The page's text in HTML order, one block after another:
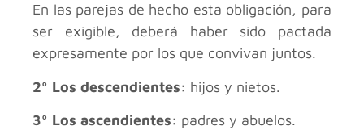
En las parejas de hecho esta obligación, para
ser exigible, deberá haber sido pactada
expresamente por los que convivan juntos.
2º Los descendientes: hijos y nietos.
3º Los ascendientes: padres y abuelos.